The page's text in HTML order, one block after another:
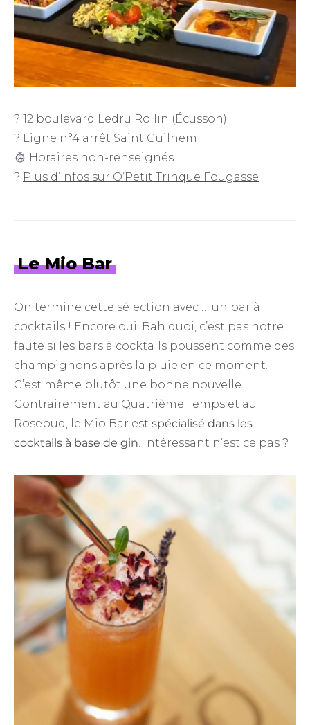
? 12 boulevard Ledru Rollin (Écusson)
? Ligne n°4 arrêt Saint Guilhem
Horaires non-renseignés
? Plus d’infos sur O’Petit Trinque Fougasse
Le Mio Bar
On termine cette sélection avec … un bar à
cocktails ! Encore oui. Bah quoi, c’est pas notre
faute si les bars à cocktails poussent comme des
champignons après la pluie en ce moment.
C’est même plutôt une bonne nouvelle.
Contrairement au Quatrième Temps et au
Rosebud, le Mio Bar est spécialisé dans les
cocktails à base de gin. Intéressant n’est ce pas ?